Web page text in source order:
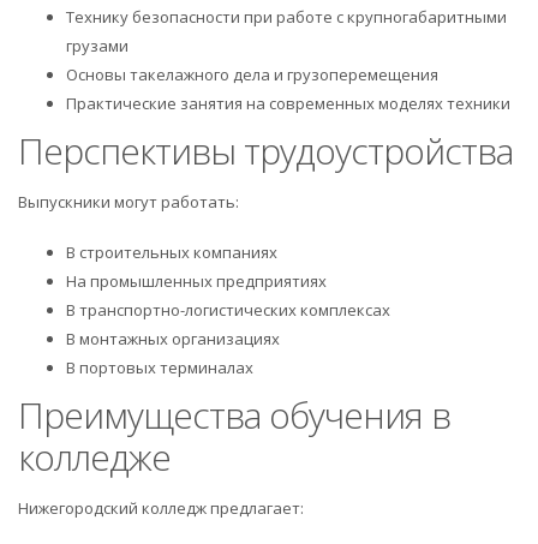
Технику безопасности при работе с крупногабаритными
грузами
Основы такелажного дела и грузоперемещения
Практические занятия на современных моделях техники
Перспективы трудоустройства
Выпускники могут работать:
В строительных компаниях
На промышленных предприятиях
В транспортно-логистических комплексах
В монтажных организациях
В портовых терминалах
Преимущества обучения в
колледже
Нижегородский колледж предлагает: